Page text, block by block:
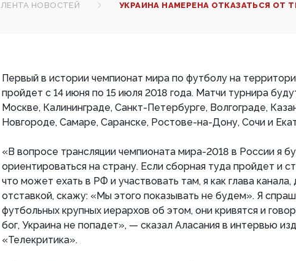
ЛЕНТА НОВОСТЕЙ УКРАИНА НАМЕРЕНА ОТКАЗАТЬСЯ ОТ
Первый в истории чемпионат мира по футболу на
пройдет с 14 июня по 15 июля 2018 года. Матчи турнира
Москве, Калининграде, Санкт-Петербурге, Волгограде,
Новгороде, Самаре, Саранске, Ростове-на-Дону, Сочи и
«В вопросе трансляции чемпионата мира-2018 в России я
ориентироваться на страну. Если сборная туда пройдет и
что может ехать в РФ и участвовать там, я как глава
отставкой, скажу: «Мы этого показывать не будем». Я
футбольных крупных иерархов об этом, они кривятся и
бог, Украина не попадет», — сказал Аласания в интервью
«Телекритика».